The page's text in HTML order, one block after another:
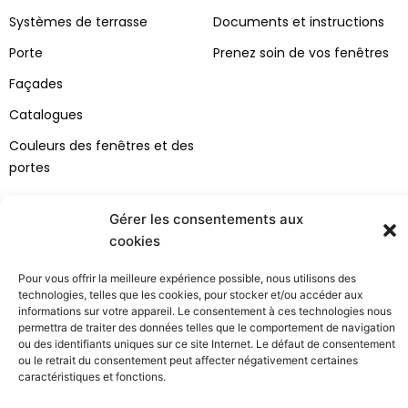
Gérer les consentements aux
cookies
Pour vous offrir la meilleure expérience possible, nous utilisons des
technologies, telles que les cookies, pour stocker et/ou accéder aux
informations sur votre appareil. Le consentement à ces technologies nous
permettra de traiter des données telles que le comportement de navigation
ou des identifiants uniques sur ce site Internet. Le défaut de consentement
ou le retrait du consentement peut affecter négativement certaines
caractéristiques et fonctions.
o
n
r
a
Systèmes de terrasse
Porte
Façades
Catalogues
Couleurs des fenêtres et des
portes
Documents et instructions
Prenez soin de vos fenêtres
À propos de la société
Carrière
Projets européens
contact
Installation
RGPD
Conditions Générales